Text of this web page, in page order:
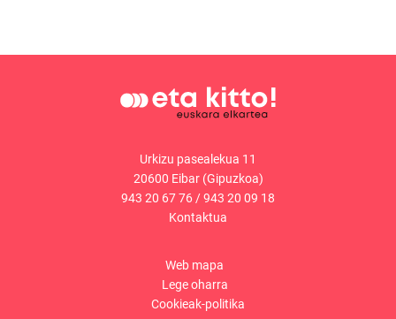
Urkizu pasealekua 11
20600 Eibar (Gipuzkoa)
943 20 67 76 /943 20 09 18
Kontaktua
Web mapa
Lege oharra
Cookieak-politika